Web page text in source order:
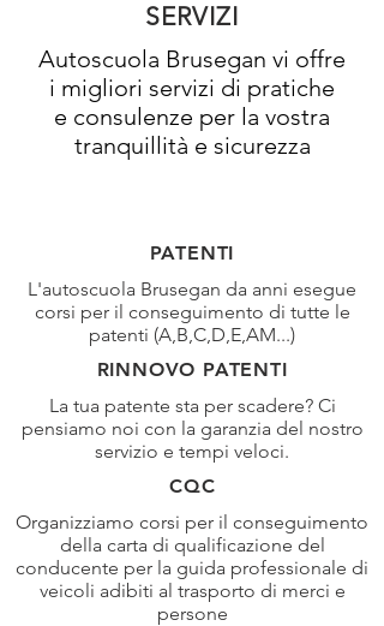
SERVIZI
Autoscuola Brusegan vi offre
i migliori servizi di pratiche
e consulenze per la vostra
tranquillità e sicurezza
PATENTI
L'autoscuola Brusegan da anni esegue
corsi per il conseguimento di tutte le
patenti (A,B,C,D,E,AM...)
RINNOVO PATENTI
La tua patente sta per scadere? Ci
pensiamo noi con la garanzia del nostro
servizio e tempi veloci.
CQC
Organizziamo corsi per il conseguimento
della carta di qualificazione del
conducente per la guida professionale di
veicoli adibiti al trasporto di merci e
persone